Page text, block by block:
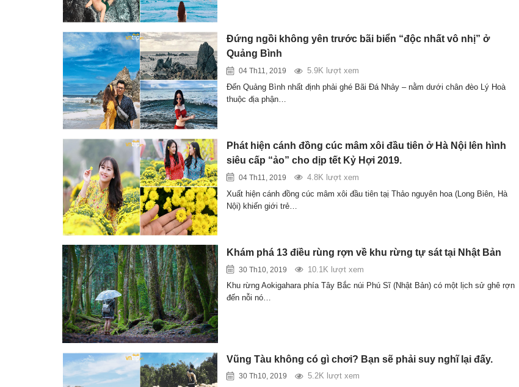
Đứng ngồi không yên trước bãi biển “độc nhất vô nhị” ở
Quảng Bình
04 Th11, 2019
5.9K lượt xem
Đến Quảng Bình nhất định phải ghé Bãi Đá Nhảy – nằm dưới chân đèo Lý Hoà
thuộc địa phận…
Phát hiện cánh đồng cúc mâm xôi đầu tiên ở Hà Nội lên hình
siêu cấp “ảo” cho dịp tết Kỷ Hợi 2019.
04 Th11, 2019
4.8K lượt xem
Xuất hiện cánh đồng cúc mâm xôi đầu tiên tạị Thảo nguyên hoa (Long Biên, Hà
Nội) khiến giới trẻ…
Khám phá 13 điều rùng rợn về khu rừng tự sát tại Nhật Bản
30 Th10, 2019
10.1K lượt xem
Khu rừng Aokigahara phía Tây Bắc núi Phú Sĩ (Nhật Bản) có một lịch sử ghê rợn
đến nỗi nó…
Vũng Tàu không có gì chơi? Bạn sẽ phải suy nghĩ lại đấy.
30 Th10, 2019
5.2K lượt xem